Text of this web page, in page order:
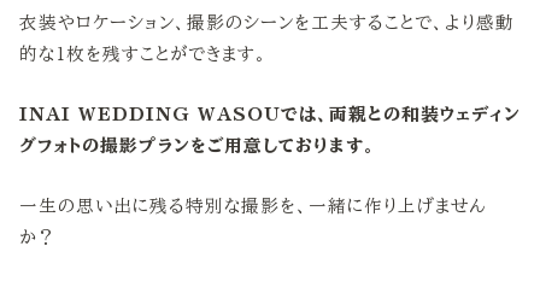
衣装やロケーション、撮影のシーンを工夫することで、より感動
的な1枚を残すことができます。
INAI WEDDING WASOUでは、両親との和装ウェディン
グフォトの撮影プランをご用意しております。
一生の思い出に残る特別な撮影を、一緒に作り上げません
か？